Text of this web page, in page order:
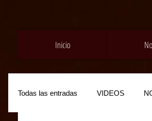
Inicio
Todas las entradas VIDEOS